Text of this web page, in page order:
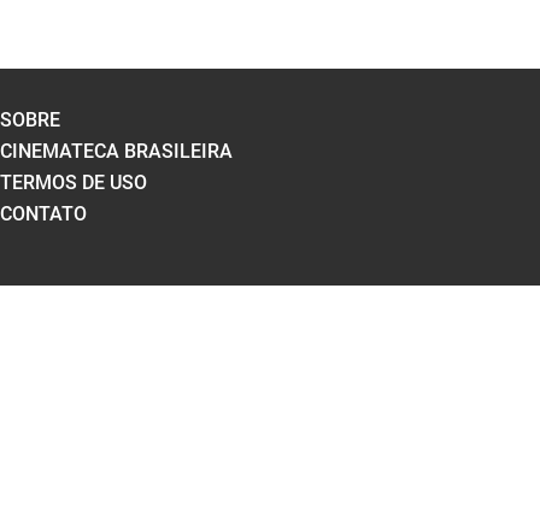
SOBRE
CINEMATECA BRASILEIRA
TERMOS DE USO
CONTATO